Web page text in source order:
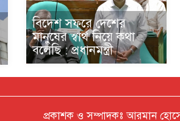
বিদেশ সফরে দেশের
মানুষের স্বার্থ নিয়ে কথা
বলেছি : প্রধানমন্ত্রী
প্রকাশক ও সম্পাদকঃ আরমান